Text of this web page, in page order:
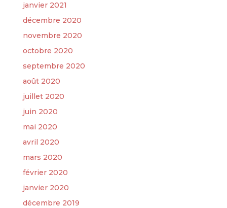
janvier 2021
décembre 2020
novembre 2020
octobre 2020
septembre 2020
août 2020
juillet 2020
juin 2020
mai 2020
avril 2020
mars 2020
février 2020
janvier 2020
décembre 2019